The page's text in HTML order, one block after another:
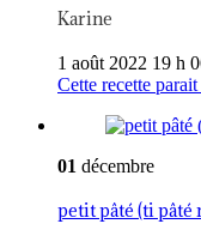
Karine
1 août 2022 19 h
Cette recette
01 décembre
petit pâté (ti pâté